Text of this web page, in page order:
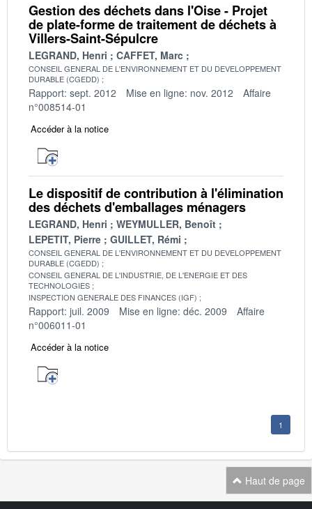
Gestion des déchets dans l'Oise - Projet
de plate-forme de traitement de déchets à
Villers-Saint-Sépulcre
LEGRAND, Henri CAFFET, Marc
CONSEIL GENERAL DE L'ENVIRONNEMENT ET DU DEVELOPPEMENT
DURABLE (CGEDD)
Rapport: sept. 2012 Mise en ligne: nov. 2012
Affaire
n°008514-01
Accéder à la notice
Le dispositif de contribution à l'élimination
des déchets d'emballages ménagers
LEGRAND, Henri
WEYMULLER, Benoît
LEPETIT, Pierre
GUILLET, Rémi
CONSEIL GENERAL DE L'ENVIRONNEMENT ET DU DEVELOPPEMENT
DURABLE (CGEDD)
CONSEIL GENERAL DE L'INDUSTRIE, DE L'ENERGIE ET DES
TECHNOLOGIES
INSPECTION GENERALE DES FINANCES (IGF)
Rapport: juil. 2009 Mise en ligne: déc. 2009
Affaire
n°006011-01
Accéder à la notice
1
Haut de page